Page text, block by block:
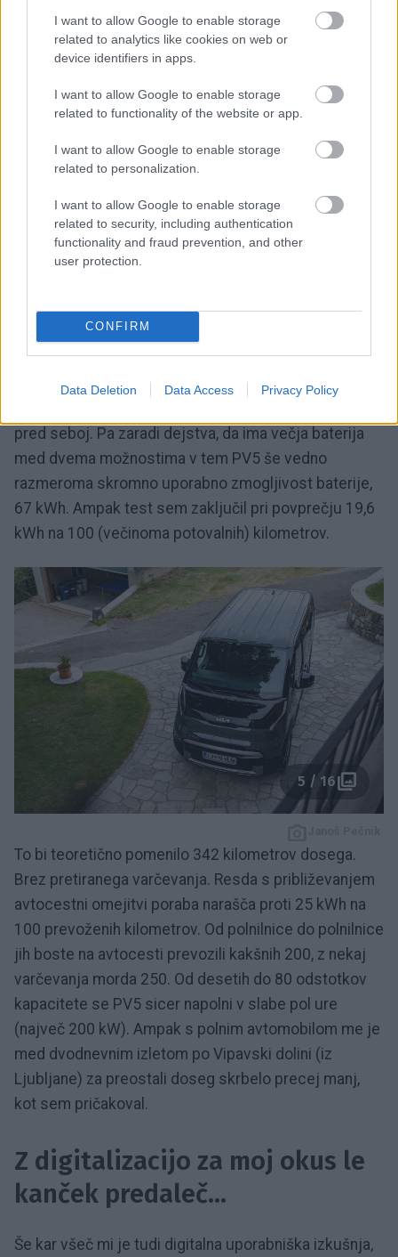
I want to allow Google to enable storage
related to analytics like cookies on web or
device identifiers in apps.
I want to allow Google to enable storage
related to functionality of the website or app.
I want to allow Google to enable storage
related to personalization.
I want to allow Google to enable storage
related to security, including authentication
functionality and fraud prevention, and other
user protection.
CONFIRM
Data Deletion Data Access Privacy Policy
kompromisov v smislu nagibanja karoserije ali
kakšnih drugih presenečenj v vožnji. Če govorimo v
okvirih pričakovanj. Pojemki so prav tako hitro
intuitivni, občutek pri zaviranju soliden. Tudi če nimate
izkušenj s tovrstnimi vozili, se boste PV5 hitro
prehiteti kakšnega zaspanega voznika. Podatek 10,7
drugačen kontekst.
Z ekonomičnostjo kljubuje
gnanimi kombiji
Potem pa ekonomičnost. Moram reči, da sem bil tukaj
pred seboj. Pa zaradi dejstva, da ima večja baterija
med dvema možnostima v tem PV5 še vedno
razmeroma skromno uporabno zmogljivost baterije,
67 kWh. Ampak test sem zaključil pri povprečju 19,6
kWh na 100 (večinoma potovalnih) kilometrov.
5 / 16
To bi teoretično pomenilo 342 kilometrov dosega.
Brez pretiranega varčevanja. Resda s približevanjem
avtocestni omejitvi poraba narašča proti 25 kWh na
100 prevoženih kilometrov. Od polnilnice do polnilnice
jih boste na avtocesti prevozili kakšnih 200, z nekaj
varčevanja morda 250. Od desetih do 80 odstotkov
kapacitete se PV5 sicer napolni v slabe pol ure
(največ 200 kW). Ampak s polnim avtomobilom me je
med dvodnevnim izletom po Vipavski dolini (iz
Ljubljane) za preostali doseg skrbelo precej manj,
kot sem pričakoval.
Z digitalizacijo za moj okus le
kanček predaleč...
Še kar všeč mi je tudi digitalna uporabniška izkušnja,